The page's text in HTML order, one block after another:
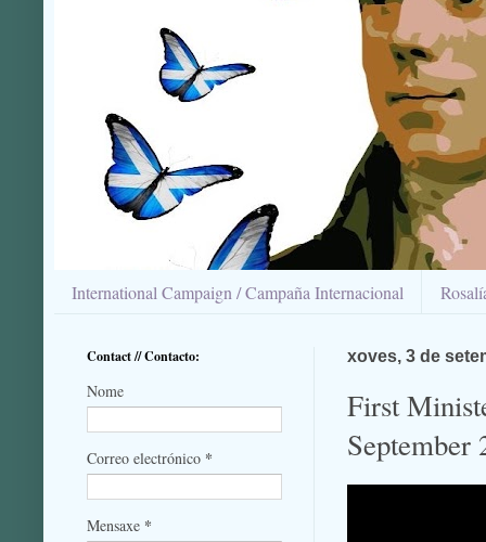
International Campaign / Campaña Internacional
xoves, 3 de
First
September
Contact // Contacto:
Nome
Correo electrónico *
Mensaxe *